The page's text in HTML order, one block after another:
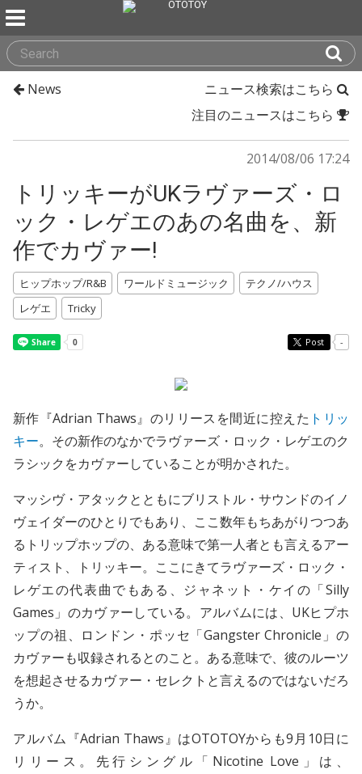
News
ニュース検索はこちら
注目のニュースはこちら
2014/08/06 17:24
トリッキーがUKラヴァーズ・ロ
ック・レゲエのあの名曲を、新
作でカヴァー!
ヒップホップ/R&B ワールドミュージック
テクノ/ハウス
レゲエ
Tricky
Post -
新作『Adrian Thaws』のリリースを間近に控えた トリッ
キー。その新作のなかでラヴァーズ・ロック・レゲエのク
ラシックをカヴァーしていることが明かされた。
マッシヴ・アタックとともにブリストル・サウンドのイノ
ヴェイダーのひとりでもあり、ここ数年もちあがりつつあ
るトリップホップの、ある意味で第一人者とも言えるアー
ティスト、トリッキー。ここにきてラヴァーズ・ロック・
レゲエの代表曲でもある、ジャネット・ケイの「Silly
Games」のカヴァーしている。アルバムには、UKヒプホ
ップの祖、ロンドン・ポッセ「Gangster Chronicle」の
カヴァーも収録されるとのこと。ある意味で、彼のルーツ
を想起させるカヴァー・セレクトと言えるのではないだろ
うか。
アルバム『Adrian Thaws』はOTOTOYからも9月10日に
リリース。先行シングル「Nicotine Love」は、